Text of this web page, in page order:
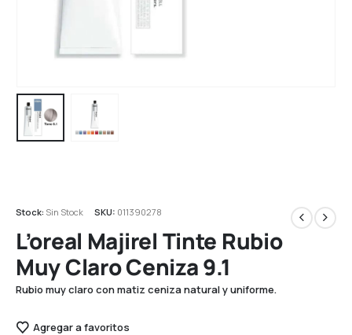
Stock: Sin Stock SKU: 011390278
L’oreal Majirel Tinte Rubio
Muy Claro Ceniza 9.1
Rubio muy claro con matiz ceniza natural y uniforme.
Agregar a favoritos